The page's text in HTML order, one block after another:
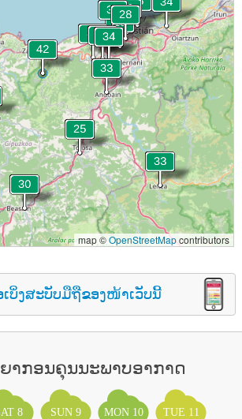
map ©OpenStreetMapcontributors
ບິ່ງສະບັບມືຖືຂອງໜ້າເວັບນີ້
າກອນຄຸນນະພາບອາກາດ
8 SUN 9 MON 10 TUE 11